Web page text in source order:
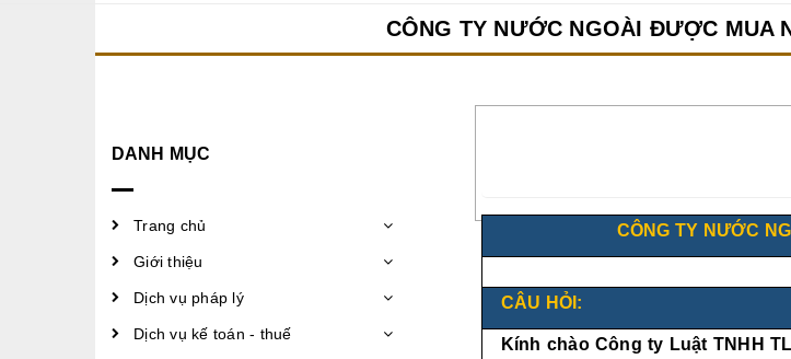
CÔNG TY NƯỚC NGOÀI ĐƯỢC MUA
CÔNG TY NƯỚC
CÂU HỎI:
Kính chào Công ty Luật TNHH
DANH MỤC
Trang chủ
Giới thiệu
Dịch vụ pháp lý
Dịch vụ kế toán - thuế